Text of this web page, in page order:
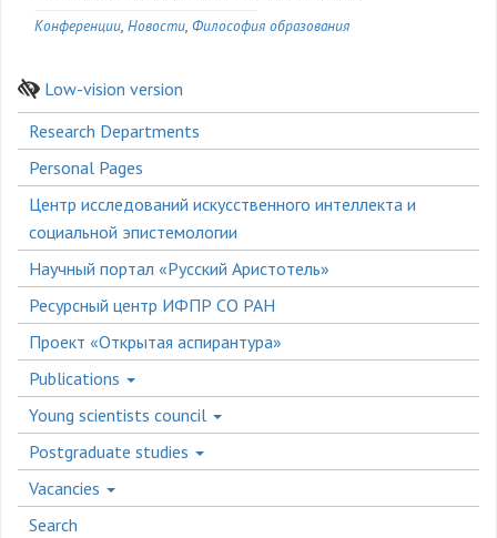
Конференции Новости Философия образования
Low-vision version
Боковое
меню
Research Departments
Personal Pages
Центр исследований искусственного интеллекта и
социальной эпистемологии
Научный портал «Русский Аристотель»
Ресурсный центр ИФПР СО РАН
Проект «Открытая аспирантура»
Publications
Young scientists council
Postgraduate studies
Vacancies
Search